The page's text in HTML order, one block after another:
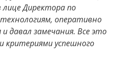
лице Директора по
оперативно
давал замечания. Все это
критериями успешного